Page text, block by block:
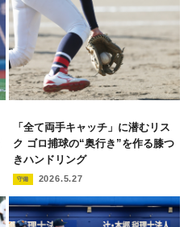
「全て両手キャッチ」に潜むリス
ク ゴロ捕球の“奥行き”を作る膝つ
きハンドリング
守備 2026.5.27